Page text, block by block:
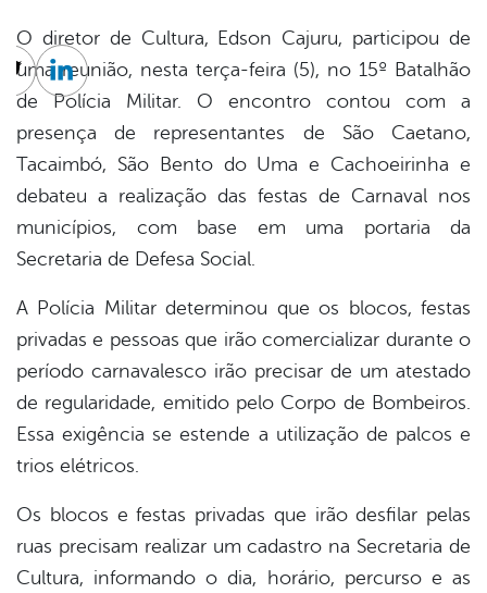
O diretor de Cultura, Edson Cajuru, participou de
uma reunião, nesta terça-feira (5), no 15º Batalhão
de Polícia Militar. O encontro contou com a
presença de representantes de São Caetano,
Tacaimbó, São Bento do Uma e Cachoeirinha e
debateu a realização das festas de Carnaval nos
municípios, com base em uma portaria da
Secretaria de Defesa Social.
A Polícia Militar determinou que os blocos, festas
privadas e pessoas que irão comercializar durante o
período carnavalesco irão precisar de um atestado
de regularidade, emitido pelo Corpo de Bombeiros.
Essa exigência se estende a utilização de palcos e
trios elétricos.
Os blocos e festas privadas que irão desfilar pelas
ruas precisam realizar um cadastro na Secretaria de
Cultura, informando o dia, horário, percurso e as
Twitter
Linkedin